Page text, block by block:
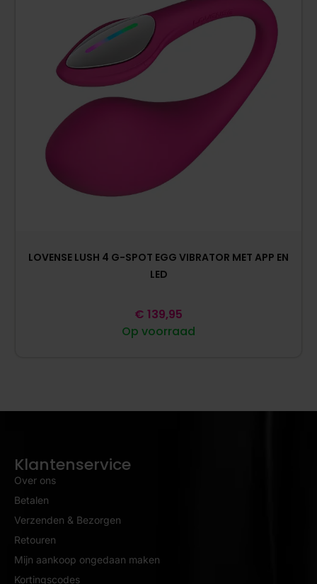
LOVENSE LUSH 4 G-SPOT EGG VIBRATOR MET APP EN
LED
Op voorraad
€ 139,95
Klantenservice
Over ons
Betalen
Verzenden & Bezorgen
Retouren
Mijn aankoop ongedaan maken
Kortingscodes